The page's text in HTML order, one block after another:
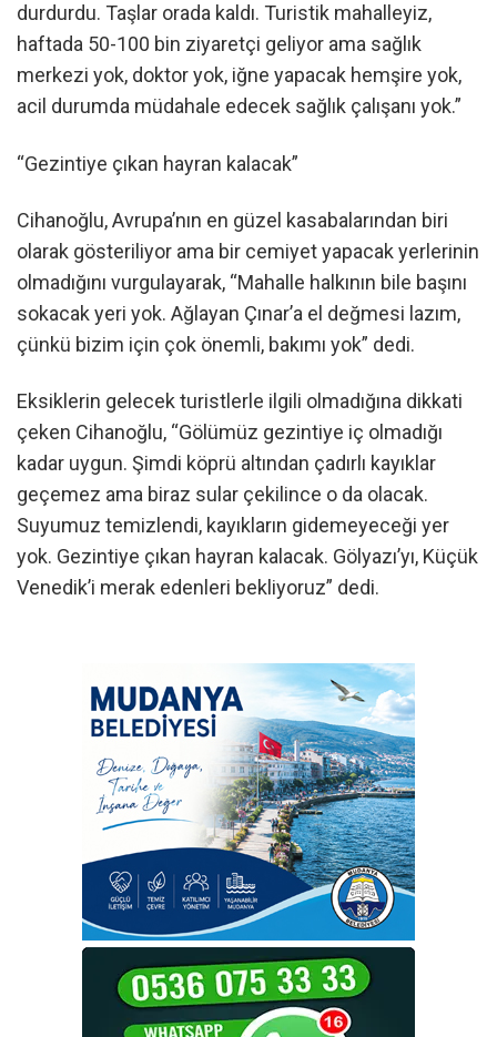
durdurdu. Taşlar orada kaldı. Turistik mahalleyiz,
haftada 50-100 bin ziyaretçi geliyor ama sağlık
merkezi yok, doktor yok, iğne yapacak hemşire yok,
acil durumda müdahale edecek sağlık çalışanı yok.”
“Gezintiye çıkan hayran kalacak”
Cihanoğlu, Avrupa’nın en güzel kasabalarından biri
olarak gösteriliyor ama bir cemiyet yapacak yerlerinin
olmadığını vurgulayarak, “Mahalle halkının bile başını
sokacak yeri yok. Ağlayan Çınar’a el değmesi lazım,
çünkü bizim için çok önemli, bakımı yok” dedi.
Eksiklerin gelecek turistlerle ilgili olmadığına dikkati
çeken Cihanoğlu, “Gölümüz gezintiye iç olmadığı
kadar uygun. Şimdi köprü altından çadırlı kayıklar
geçemez ama biraz sular çekilince o da olacak.
Suyumuz temizlendi, kayıkların gidemeyeceği yer
yok. Gezintiye çıkan hayran kalacak. Gölyazı’yı, Küçük
Venedik’i merak edenleri bekliyoruz” dedi.